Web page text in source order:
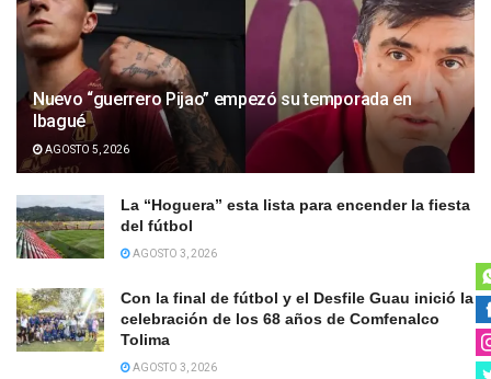
Nuevo “guerrero Pijao” empezó su temporada en
Ibagué
AGOSTO 5, 2026
La “Hoguera” esta lista para encender la fiesta
del fútbol
AGOSTO 3, 2026
Con la final de fútbol y el Desfile Guau inició la
celebración de los 68 años de Comfenalco
Tolima
AGOSTO 3, 2026